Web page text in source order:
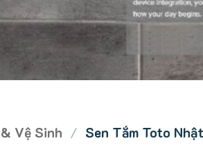
Vệ Sinh / Sen Tắm Toto